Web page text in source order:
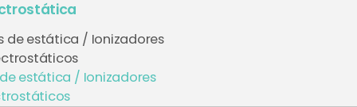
de estática / Ionizadores
estática / Ionizadores